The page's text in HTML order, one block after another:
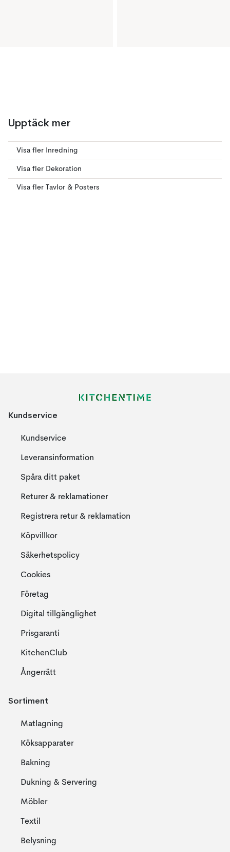
Upptäck mer
Visa fler Inredning
Visa fler Dekoration
Visa fler Tavlor & Posters
Kundservice
Kundservice
Leveransinformation
Spåra ditt paket
Returer & reklamationer
Registrera retur & reklamation
Köpvillkor
Säkerhetspolicy
Cookies
Företag
Digital tillgänglighet
Prisgaranti
KitchenClub
Ångerrätt
Sortiment
Matlagning
Köksapparater
Bakning
Dukning & Servering
Möbler
Textil
Belysning